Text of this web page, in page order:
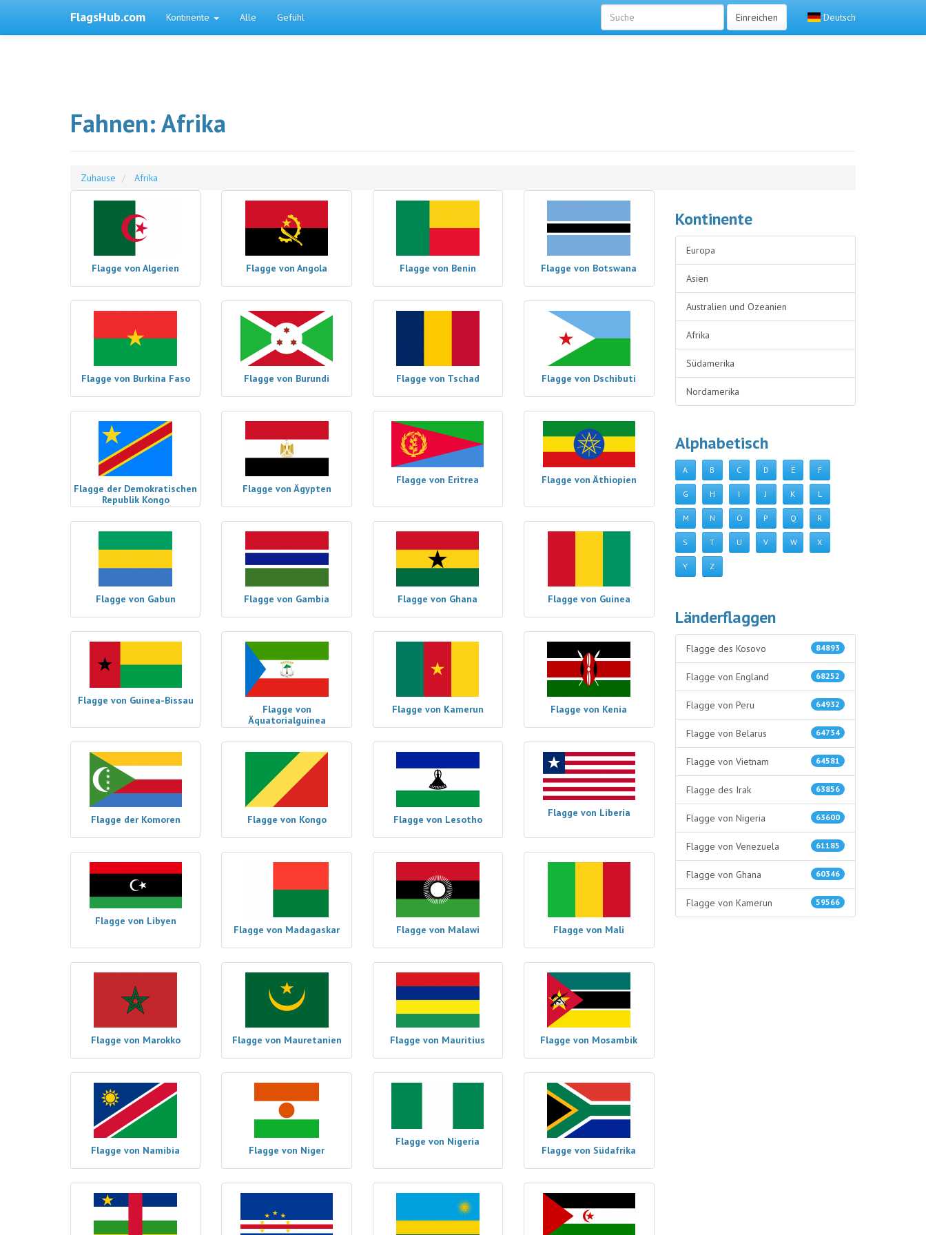
FlagsHub.com Kontinente Alle Gefühl Deutsch
Einreichen
Fahnen: Afrika
Zuhause Afrika
Flagge von Algerien Flagge von Angola Flagge von Benin Flagge von Botswana
Flagge von Burkina Faso Flagge von Burundi Flagge von Tschad Flagge von Dschibuti
Flagge der Demokratischen
Republik Kongo
Flagge von Ägypten
Flagge von Eritrea Flagge von Äthiopien
Flagge von Gabun Flagge von Gambia Flagge von Ghana Flagge von Guinea
Flagge von Guinea-Bissau
Flagge von
Äquatorialguinea
Flagge von Kamerun Flagge von Kenia
Flagge der Komoren Flagge von Kongo Flagge von Lesotho
Flagge von Liberia
Flagge von Libyen
Flagge von Madagaskar Flagge von Malawi Flagge von Mali
Flagge von Marokko Flagge von Mauretanien Flagge von Mauritius Flagge von Mosambik
Flagge von Namibia Flagge von Niger
Flagge von Nigeria
Flagge von Südafrika
Kontinente
Europa
Asien
Australien und Ozeanien
Afrika
Südamerika
Nordamerika
Alphabetisch
A B C D E F
G H I J K L
M N O P Q R
S T U V W X
Y Z
Länderflaggen
84893
Flagge des Kosovo
68252
Flagge von England
64932
Flagge von Peru
64734
Flagge von Belarus
64581
Flagge von Vietnam
63856
Flagge des Irak
63600
Flagge von Nigeria
61185
Flagge von Venezuela
60346
Flagge von Ghana
59566
Flagge von Kamerun